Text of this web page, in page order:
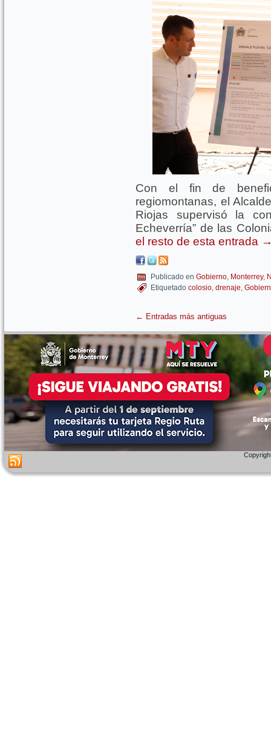
Con el fin de
regiomontanas, el
Riojas supervisó la
Echeverría” de las
el resto de esta entrada
Publicado en Gobierno, Monterrey,
Etiquetado colosio, drenaje,
← Entradas más antiguas